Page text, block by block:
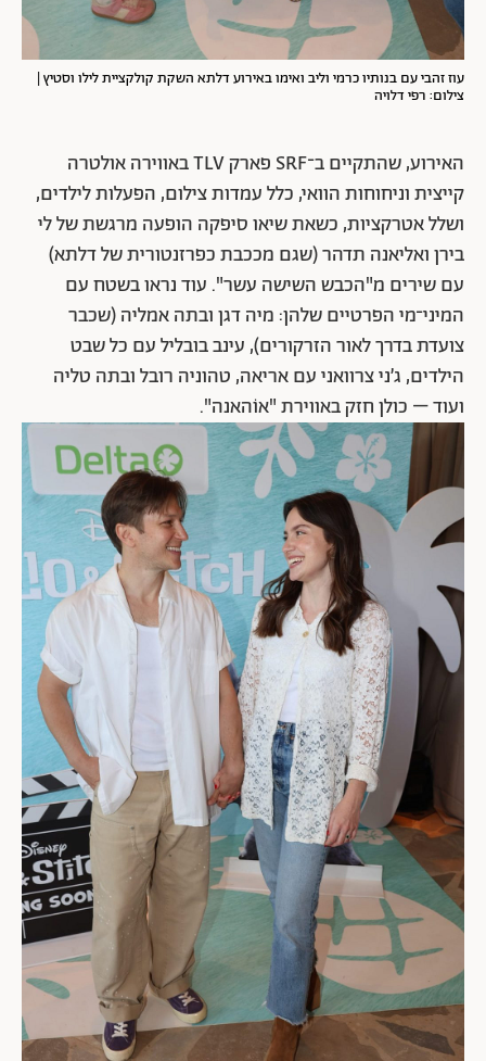
עוז זהבי עם בנותיו כרמי וליב ואימו באירוע דלתא השקת קולקציית לילו וסטיץ |
צילום: רפי דלויה
האירוע, שהתקיים ב־SRF פארק TLV באווירה אולטרה
קייצית וניחוחות הוואי, כלל עמדות צילום, הפעלות לילדים,
ושלל אטרקציות, כשאת שיאו סיפקה הופעה מרגשת של לי
בירן ואליאנה תדהר (שגם מככבת כפרזנטורית של דלתא)
עם שירים מ"הכבש השישה עשר". עוד נראו בשטח עם
המיני־מי הפרטיים שלהן: מיה דגן ובתה אמליה (שכבר
צועדת בדרך לאור הזרקורים), עינב בובליל עם כל שבט
הילדים, ג’ני צרוואני עם אריאה, טהוניה רובל ובתה טליה
ועוד – כולן חזק באווירת "אוֹהאנה".